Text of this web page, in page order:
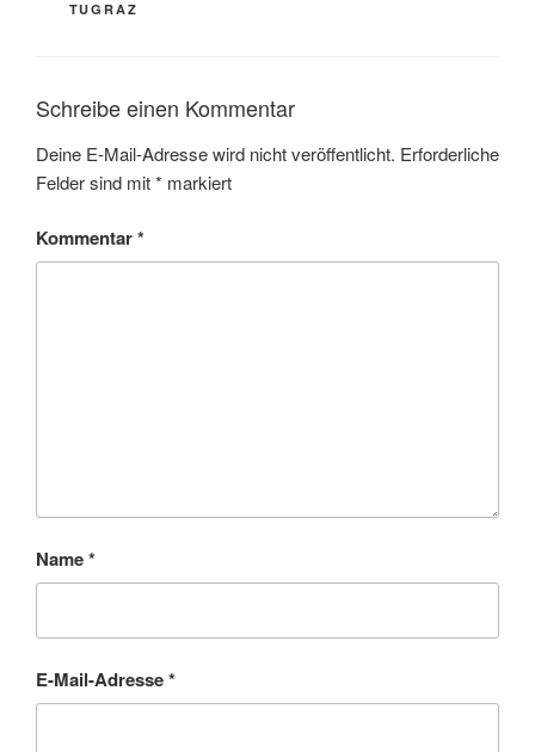
TUGRAZ
Schreibe einen Kommentar
Deine E-Mail-Adresse wird nicht veröffentlicht. Erforderliche
Felder sind mit* markiert
Kommentar*
Name*
E-Mail-Adresse*